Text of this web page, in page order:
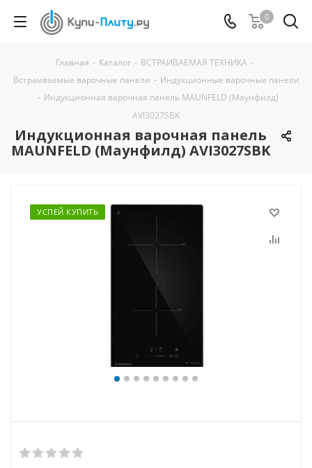
0
Главная - Каталог - ВСТРАИВАЕМАЯ ТЕХНИКА -
Встраиваемые варочные панели - Индукционные варочные панели
- Индукционная варочная панель MAUNFELD (Маунфилд)
AVI3027SBK
Индукционная варочная панель
MAUNFELD (Маунфилд) AVI3027SBK
УСПЕЙ КУПИТЬ